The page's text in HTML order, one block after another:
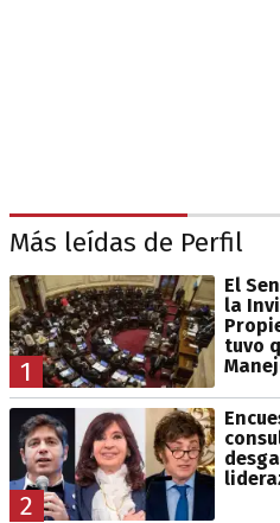
Más leídas de Perfil
1
El
la
tuvo
2